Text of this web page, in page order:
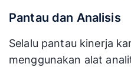
Pantau dan Analisis
Selalu pantau kinerja
menggunakan alat